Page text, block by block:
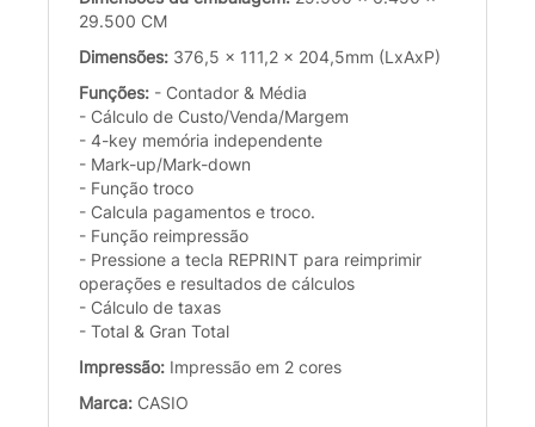
29.500 CM
Dimensões: 376,5 x 111,2 x 204,5mm (LxAxP)
Funções: - Contador & Média
- Cálculo de Custo/Venda/Margem
- 4-key memória independente
- Mark-up/Mark-down
- Função troco
- Calcula pagamentos e troco.
- Função reimpressão
- Pressione a tecla REPRINT para reimprimir
operações e resultados de cálculos
- Cálculo de taxas
- Total & Gran Total
Impressão: Impressão em 2 cores
Marca: CASIO